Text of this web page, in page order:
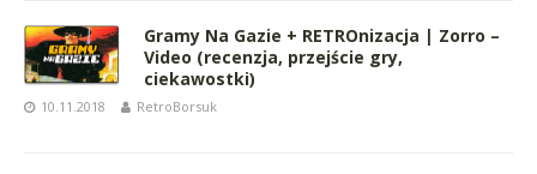
Gramy Na Gazie + RETROnizacja | Zorro –
Video (recenzja, przejście gry,
ciekawostki)
10.11.2018 RetroBorsuk